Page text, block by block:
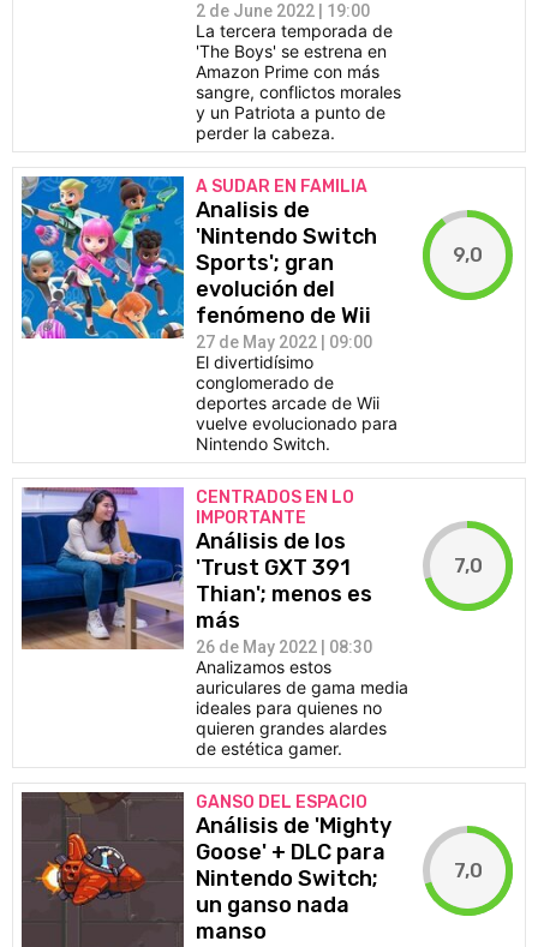
2 de June 2022 | 19:00
La tercera temporada de
'The Boys' se estrena en
Amazon Prime con más
sangre, conflictos morales
y un Patriota a punto de
perder la cabeza.
A SUDAR EN FAMILIA
Analisis de
'Nintendo Switch
Sports'; gran
evolución del
fenómeno de Wii
27 de May 2022 | 09:00
El divertidísimo
conglomerado de
deportes arcade de Wii
vuelve evolucionado para
Nintendo Switch.
9,0
CENTRADOS EN LO
IMPORTANTE
Análisis de los
'Trust GXT 391
Thian'; menos es
más
26 de May 2022 | 08:30
Analizamos estos
auriculares de gama media
ideales para quienes no
quieren grandes alardes
de estética gamer.
7,0
GANSO DEL ESPACIO
Análisis de 'Mighty
Goose' + DLC para
Nintendo Switch;
un ganso nada
manso
7,0